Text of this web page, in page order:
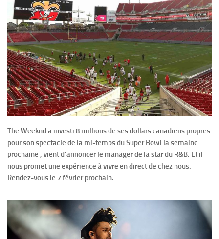
The Weeknd a investi 8 millions de ses dollars canadiens propres
pour son spectacle de la mi-temps du Super Bowl la semaine
prochaine , vient d’annoncer le manager de la star du R&B. Et il
nous promet une expérience à vivre en direct de chez nous.
Rendez-vous le 7 février prochain.